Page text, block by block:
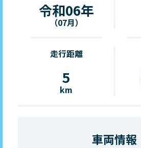
令和06年
（07月）
走行距離
5
km
車両情報